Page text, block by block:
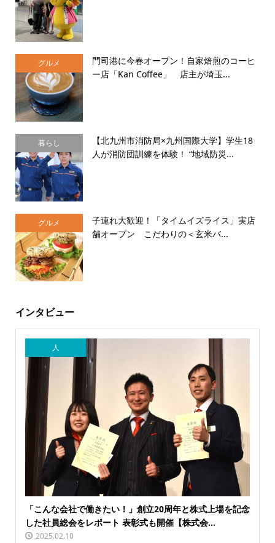
グルメ
門司港に今春オープン！自家焙煎のコーヒ
ー店「Kan Coffee」 店主が埼玉...
暮らし
【北九州市消防局×九州国際大学】学生18
人が消防団訓練を体験！ “地域防災...
グルメ
子連れ大歓迎！「タイムイズライス」実店
舗オープン こだわりの＜玄米バ...
インタビュー
人
「こんな会社で働きたい！」創立20周年と株式上場を記念
した社員総会をレポート 表彰式も開催【株式会...
2025.02.10